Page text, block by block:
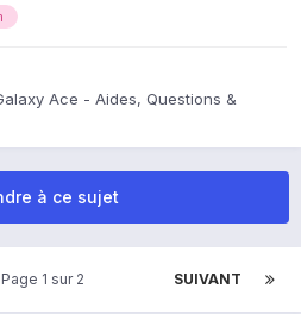
Ace - Aides, Questions &
à ce sujet
SUIVANT
Page 1 sur 2